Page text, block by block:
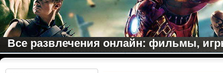
Все развлечения онлайн: фильмы,